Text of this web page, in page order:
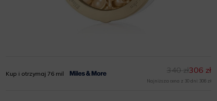
Kup i otrzymaj 76 mil 306 zł
340 zł
Najniższa cena z 30 dni: 306 zł